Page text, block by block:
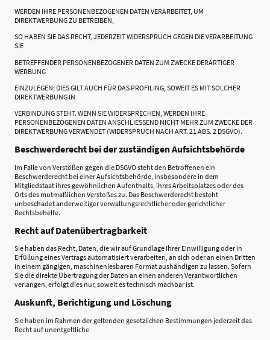
WERDEN IHRE PERSONENBEZOGENEN DATEN VERARBEITET, UM
DIREKTWERBUNG ZU BETREIBEN,
SO HABEN SIE DAS RECHT, JEDERZEIT WIDERSPRUCH GEGEN DIE VERARBEITUNG
SIE
BETREFFENDER PERSONENBEZOGENER DATEN ZUM ZWECKE DERARTIGER
WERBUNG
EINZULEGEN; DIES GILT AUCH FÜR DAS PROFILING, SOWEIT ES MIT SOLCHER
DIREKTWERBUNG IN
VERBINDUNG STEHT. WENN SIE WIDERSPRECHEN, WERDEN IHRE
PERSONENBEZOGENEN DATEN ANSCHLIESSEND NICHT MEHR ZUM ZWECKE DER
DIREKTWERBUNG VERWENDET (WIDERSPRUCH NACH ART. 21 ABS. 2 DSGVO).
Beschwerderecht bei der zuständigen Aufsichtsbehörde
Im Falle von Verstößen gegen die DSGVO steht den Betroffenen ein
Beschwerderecht bei einer Aufsichtsbehörde, insbesondere in dem
Mitgliedstaat ihres gewöhnlichen Aufenthalts, ihres Arbeitsplatzes oder des
Orts des mutmaßlichen Verstoßes zu. Das Beschwerderecht besteht
unbeschadet anderweitiger verwaltungsrechtlicher oder gerichtlicher
Rechtsbehelfe.
Recht auf Datenübertragbarkeit
Sie haben das Recht, Daten, die wir auf Grundlage Ihrer Einwilligung oder in
Erfüllung eines Vertrags automatisiert verarbeiten, an sich oder an einen Dritten
in einem gängigen, maschinenlesbaren Format aushändigen zu lassen. Sofern
Sie die direkte Übertragung der Daten an einen anderen Verantwortlichen
verlangen, erfolgt dies nur, soweit es technisch machbar ist.
Auskunft, Berichtigung und Löschung
Sie haben im Rahmen der geltenden gesetzlichen Bestimmungen jederzeit das
Recht auf unentgeltliche